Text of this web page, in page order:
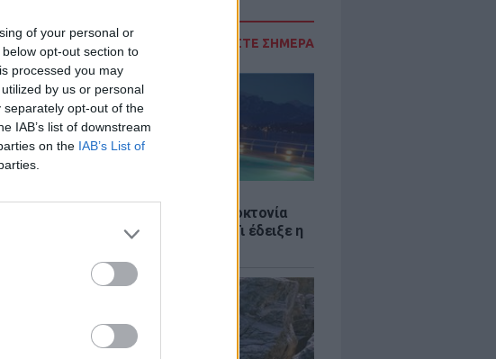
of your personal or
opt-out section to
processed you may
by us or personal
opt-out of the
IAB’s list of downstream
on the IAB’s List of
ΔΙΑΒΑΣΤΕ ΣΗΜΕΡΑ
4χρονος στην Πάρο: Ανθρωποκτονία
από αμέλεια στο beach bar - Τι έδειξε η